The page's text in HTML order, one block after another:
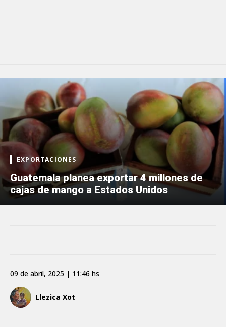
EXPORTACIONES
Guatemala planea exportar 4 millones de
cajas de mango a Estados Unidos
Llezica Xot
09 de abril, 2025 | 11:46 hs